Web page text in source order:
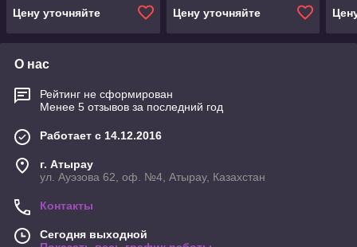
Цену уточняйте
Цену уточняйте
О нас
Рейтинг не сформирован
Менее 5 отзывов за последний год
Работает с 14.12.2016
г. Атырау
ул. Ауэзова 62, оф. №4, Атырау, Казахстан
Контакты
Сегодня выходной